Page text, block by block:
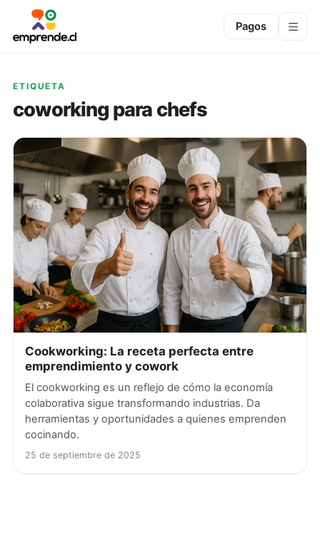
Pagos
ETIQUETA
coworking para chefs
Cookworking: La receta perfecta entre
emprendimiento y cowork
El cookworking es un reflejo de cómo la economía
colaborativa sigue transformando industrias. Da
herramientas y oportunidades a quienes emprenden
cocinando.
25 de septiembre de 2025